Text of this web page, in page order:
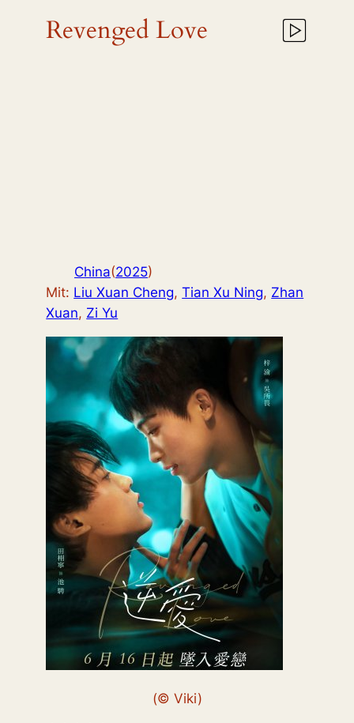
Revenged Love
China(2025)
Mit: Liu Xuan Cheng,Tian Xu Ning, Zhan
Xuan, Zi Yu
(© Viki)